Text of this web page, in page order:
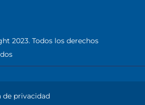
2023. Todos los derechos
de privacidad